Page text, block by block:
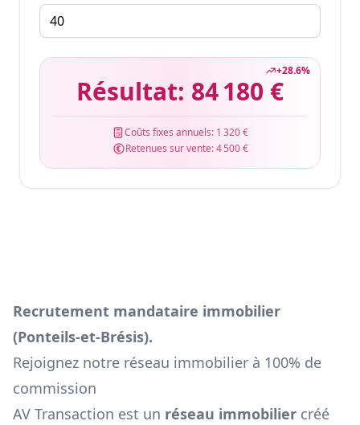
+28.6%
Résultat: 84 180 €
Coûts fixes annuels: 1 320 €
Retenues sur vente:4 500 €
Recrutement mandataire immobilier
(Ponteils-et-Brésis).
Rejoignez notre réseau immobilier à 100% de
commission
AV Transaction est un réseau immobilier créé